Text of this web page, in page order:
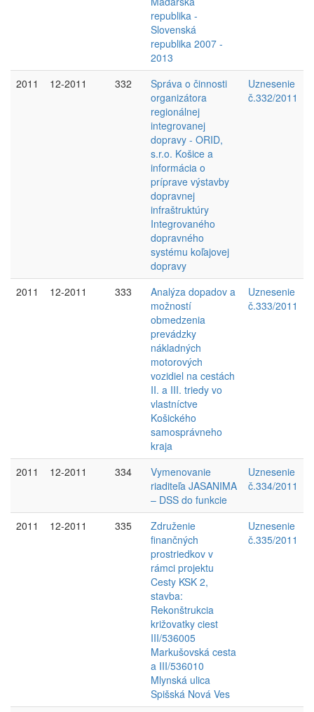
republika -
Slovenská
republika 2007 -
2013
2011 12-2011 332
Správa o činnosti
organizátora
regionálnej
integrovanej
dopravy - ORID,
s.r.o. Košice a
informácia o
príprave výstavby
dopravnej
infraštruktúry
Integrovaného
dopravného
systému koľajovej
dopravy
Uznesenie
č.332/2011
2011 12-2011 333
Analýza dopadov a
možností
obmedzenia
prevádzky
nákladných
motorových
vozidiel na cestách
II. a III. triedy vo
vlastníctve
Košického
samosprávneho
kraja
Uznesenie
č.333/2011
2011 12-2011 334
Vymenovanie
riaditeľa JASANIMA
– DSS do funkcie
Uznesenie
č.334/2011
2011 12-2011 335
Združenie
finančných
prostriedkov v
rámci projektu
Cesty KSK 2,
stavba:
Rekonštrukcia
križovatky ciest
III/536005
Markušovská cesta
a III/536010
Mlynská ulica
Spišská Nová Ves
Uznesenie
č.335/2011